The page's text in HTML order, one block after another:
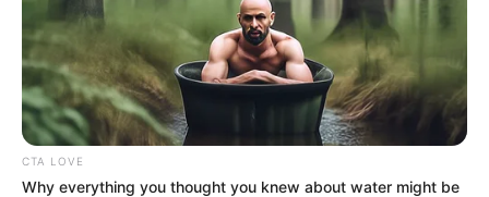
CTA LOVE
Why everything you thought you knew about water might be